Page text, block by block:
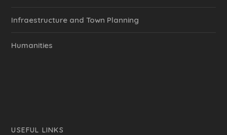
Infraestructure and Town Planning
Humanities
USEFUL LINKS